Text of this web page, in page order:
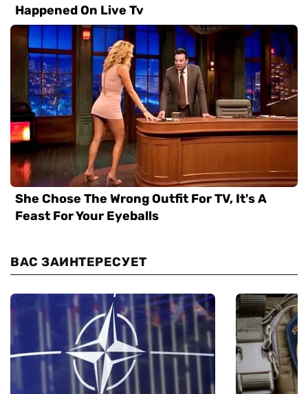
ВАС ЗАИНТЕРЕСУЕТ